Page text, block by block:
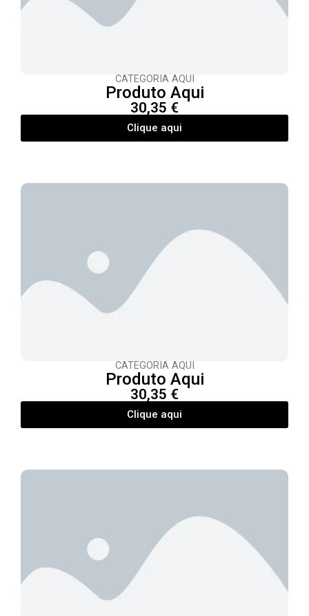
CATEGORIA AQUI
Produto Aqui
30,35 €
Clique aqui
CATEGORIA AQUI
Produto Aqui
30,35 €
Clique aqui